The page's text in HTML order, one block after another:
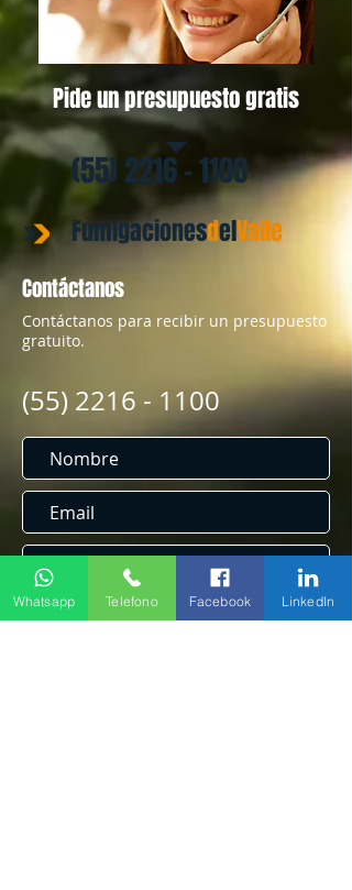
Pide un presupuesto gratis
(55) 2216 - 1100
Fumigacionesdel​Valle
Contáctanos
Contáctanos para recibir un presupuesto
gratuito.
(55) 2216 - 1100
Whatsapp Telefono Facebook LinkedIn